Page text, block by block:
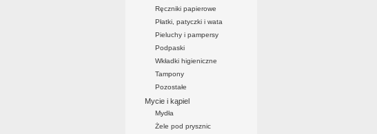
Ręczniki papierowe
Płatki, patyczki i wata
Pieluchy i pampersy
Podpaski
Wkładki higieniczne
Tampony
Pozostałe
Mycie i kąpiel
Mydła
Żele pod prysznic